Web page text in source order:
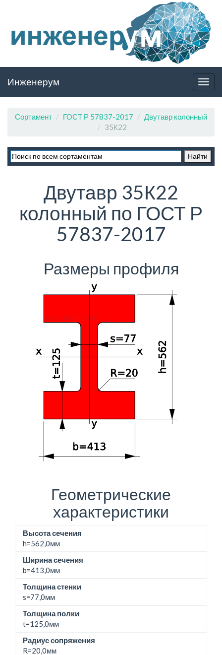
Инженерум
Сортамент ГОСТ Р 57837-2017
Двутавр колонный
35К22
Двутавр 35К22
колонный по ГОСТ Р
57837-2017
Размеры профиля
Геометрические
характеристики
Высота сечения
h=562,0мм
Ширина сечения
b=413,0мм
Толщина стенки
s=77,0мм
Толщина полки
t=125,0мм
Радиус сопряжения
R=20,0мм